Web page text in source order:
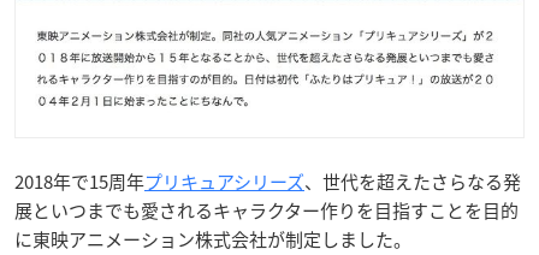
2018年で15周年プリキュアシリーズ、世代を超えたさらなる発
展といつまでも愛されるキャラクター作りを目指すことを目的
に東映アニメーション株式会社が制定しました。